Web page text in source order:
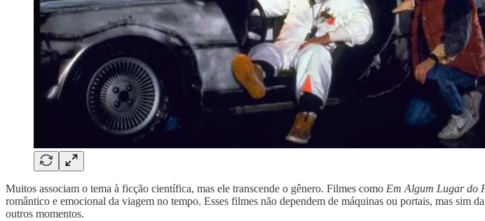
Muitos associam o tema à ficção científica, mas ele transcende o gênero. Filmes como Em Algum Lugar do
romântico e emocional da viagem no tempo. Esses filmes não dependem de máquinas ou portais, mas sim
outros momentos.